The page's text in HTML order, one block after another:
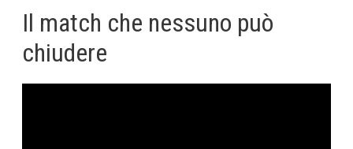
Il match che nessuno può
chiudere